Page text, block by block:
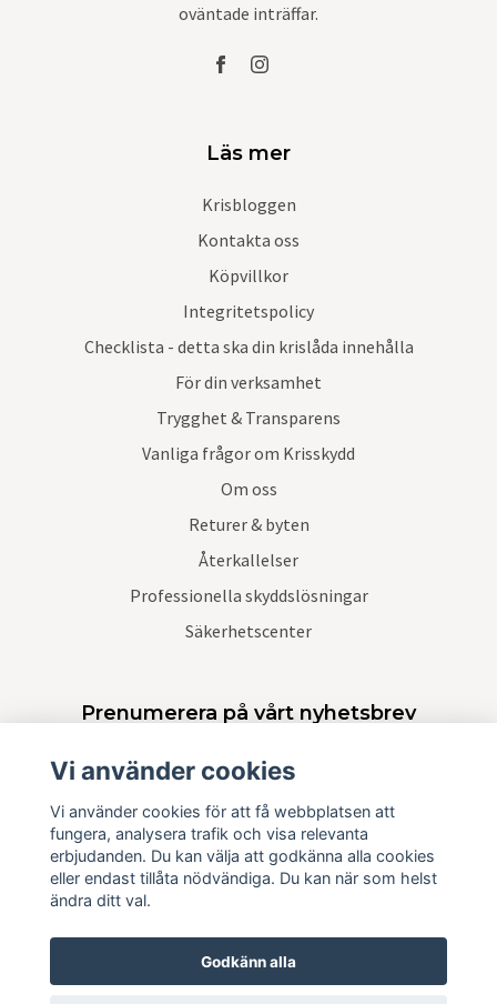
oväntade inträffar.
Läs mer
Krisbloggen
Kontakta oss
Köpvillkor
Integritetspolicy
Checklista - detta ska din krislåda innehålla
För din verksamhet
Trygghet & Transparens
Vanliga frågor om Krisskydd
Om oss
Returer & byten
Återkallelser
Professionella skyddslösningar
Säkerhetscenter
Prenumerera på vårt nyhetsbrev
Vi använder cookies
Vi använder cookies för att få webbplatsen att
fungera, analysera trafik och visa relevanta
erbjudanden. Du kan välja att godkänna alla cookies
eller endast tillåta nödvändiga. Du kan när som helst
ändra ditt val.
Godkänn alla